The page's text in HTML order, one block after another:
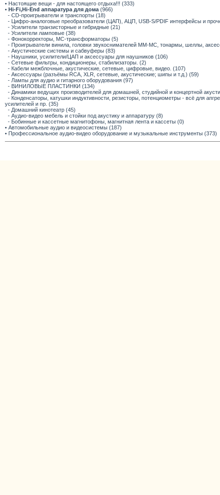
• Настоящие вещи - для настоящего отдыха!!! (333)
• Hi-Fi,Hi-End аппаратура для дома (966)
- CD-проигрыватели и транспорты (18)
- Цифро-аналоговые преобразователи (ЦАП), АЦП, USB-S/PDIF интерфейсы и
- Усилители транзисторные и гибридные (21)
- Усилители ламповые (38)
- Фонокорректоры, МС-трансформаторы (5)
- Проигрыватели винила, головки звукоснимателей ММ-МС, тонармы, шеллы,
- Акустические системы и сабвуферы (83)
- Наушники, усилители/ЦАП и аксессуары для наушников (106)
- Сетевые фильтры, кондиционеры, стабилизаторы. (2)
- Кабели межблочные, акустические, сетевые, цифровые, видео. (107)
- Аксессуары (разъёмы RCA, XLR, сетевые, акустические; шипы и т.д.) (59)
- Лампы для аудио и гитарного оборудования (97)
- ВИНИЛОВЫЕ ПЛАСТИНКИ (134)
- Динамики ведущих производителей для домашней, студийной и концертной
- Конденсаторы, катушки индуктивности, резисторы, потенциометры - всё для
усилителей и пр. (35)
- Домашний кинотеатр (45)
- Аудио-видео мебель и стойки под акустику и аппаратуру (8)
- Бобинные и кассетные магнитофоны, магнитная лента и кассеты (0)
• Автомобильные аудио и видеосистемы (187)
• Профессиональное аудио-видео оборудование и музыкальные инструменты (373)